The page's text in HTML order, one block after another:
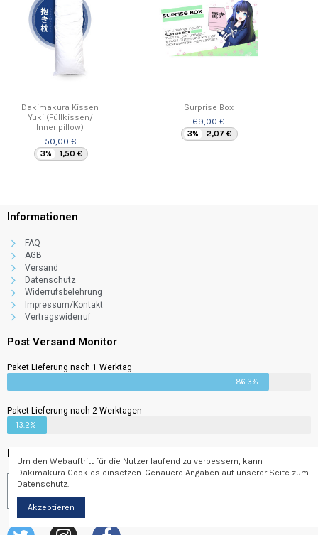
Dakimakura Kissen
Yuki (Füllkissen/
Inner pillow)
50,00 €
3% 1,50 €
Surprise Box
69,00 €
3% 2,07 €
Informationen
FAQ
AGB
Versand
Datenschutz
Widerrufsbelehrung
Impressum/Kontakt
Vertragswiderruf
Post Versand Monitor
Paket Lieferung nach 1 Werktag
86.3%
Paket Lieferung nach 2 Werktagen
13.2%
Um den Webauftritt für die Nutzer laufend zu verbessern, kann
Dakimakura Cookies einsetzen. Genauere Angaben auf unserer Seite zum
Datenschutz.
Akzeptieren